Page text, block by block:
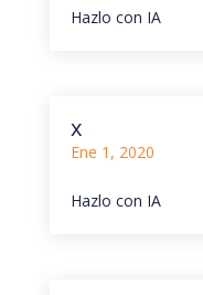
Hazlo con IA
x
Ene 1, 2020
Hazlo con IA